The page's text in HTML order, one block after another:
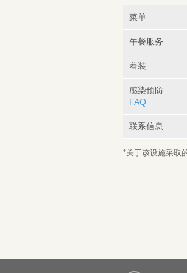
菜单
午餐服务
着装
感染预防
FAQ
联系信息
*关于该设施采取